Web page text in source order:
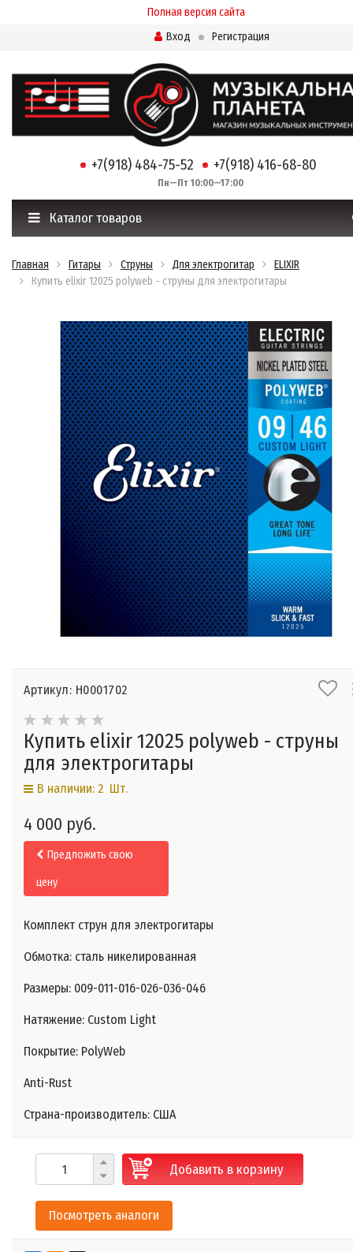
Полная версия сайта
Вход
Регистрация
+7(918) 484-75-52 +7(918) 416-68-80
Пн—Пт 10:00—17:00
Каталог товаров
Главная Гитары Струны Для электрогитар
ELIXIR
Купить elixir 12025 polyweb - струны для электрогитары
Артикул: Н0001702
Купить elixir 12025 polyweb - струны
для электрогитары
В наличии: 2 Шт.
4 000 руб.
Предложить свою
цену
Комплект струн для электрогитары
Обмотка: сталь никелированная
Размеры: 009-011-016-026-036-046
Натяжение: Custom Light
Покрытие: PolyWeb
Anti-Rust
Страна-производитель: США
Добавить в корзину
Посмотреть аналоги